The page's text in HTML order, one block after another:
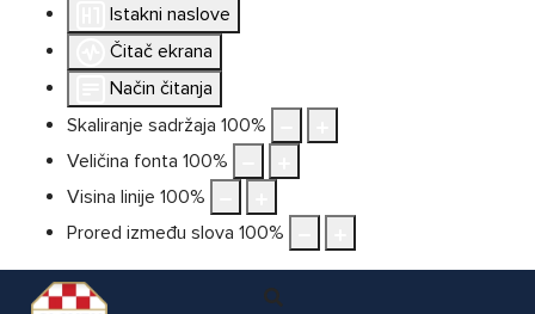
Istakni naslove
Čitač ekrana
Način čitanja
Skaliranje sadržaja 100%
Veličina fonta 100%
Visina linije 100%
Prored između slova 100%